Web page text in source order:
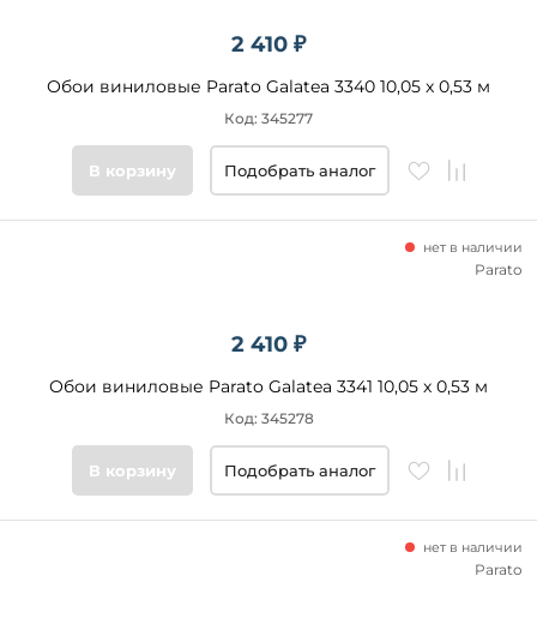
2 410 ₽
Обои виниловые Parato Galatea 3340 10,05 x 0,53 м
Код: 345277
В корзину Подобрать аналог
2 410 ₽
Обои виниловые Parato Galatea 3341 10,05 x 0,53 м
нет в наличии
Код: 345278
Parato
В корзину Подобрать аналог
нет в наличии
Parato